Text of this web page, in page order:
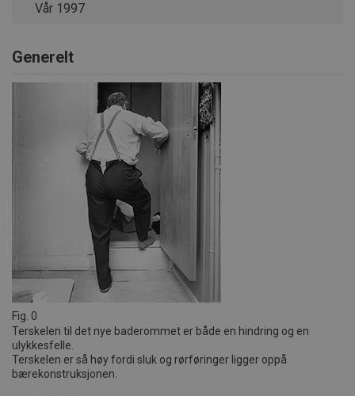
Vår 1997
Generelt
Fig. 0
Terskelen til det nye baderommet er både en hindring og en
ulykkesfelle.
Terskelen er så høy fordi sluk og rørføringer ligger oppå
bærekonstruksjonen.